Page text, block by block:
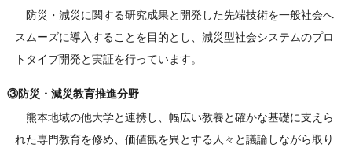
防災・減災に関する研究成果と開発した先端技術を一般社会へ
スムーズに導入することを目的とし、減災型社会システムのプロ
トタイプ開発と実証を行っています。
③防災・減災教育推進分野
熊本地域の他大学と連携し、幅広い教養と確かな基礎に支えら
れた専門教育を修め、価値観を異とする人々と議論しながら取り